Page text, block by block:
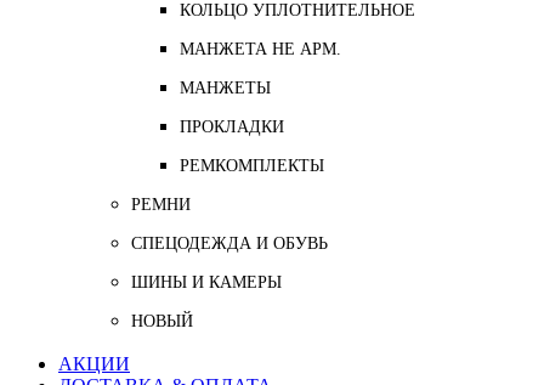
КОЛЬЦО УПЛОТНИТЕЛЬНОЕ
МАНЖЕТА НЕ АРМ.
МАНЖЕТЫ
ПРОКЛАДКИ
РЕМКОМПЛЕКТЫ
РЕМНИ
СПЕЦОДЕЖДА И ОБУВЬ
ШИНЫ И КАМЕРЫ
НОВЫЙ
АКЦИИ